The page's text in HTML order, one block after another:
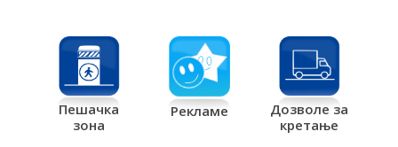
Пешачка
зона
Рекламе
Дозволе за
кретање